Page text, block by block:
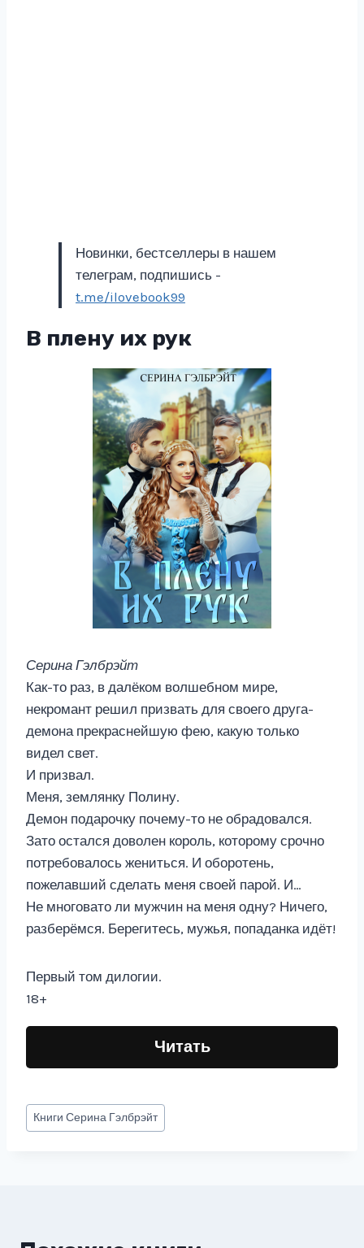
Новинки, бестселлеры в нашем
телеграм, подпишись -
t.me/ilovebook99
В плену их рук
Серина Гэлбрэйт
Как-то раз, в далёком волшебном мире,
некромант решил призвать для своего друга-
демона прекраснейшую фею, какую только
видел свет.
И призвал.
Меня, землянку Полину.
Демон подарочку почему-то не обрадовался.
Зато остался доволен король, которому срочно
потребовалось жениться. И оборотень,
пожелавший сделать меня своей парой. И…
Не многовато ли мужчин на меня одну? Ничего,
разберёмся. Берегитесь, мужья, попаданка идёт!
Первый том дилогии.
18+
Читать
Метки
записи:
КнигиСерина Гэлбрэйт